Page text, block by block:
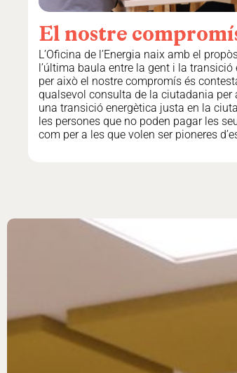
El nostre
L’Oficina de l’Energia naix amb el
l’última baula entre la gent i la transició
per això el nostre compromís és
qualsevol consulta de la ciutadania per
una transició energètica justa en la
les persones que no poden pagar les
com per a les que volen ser pioneres